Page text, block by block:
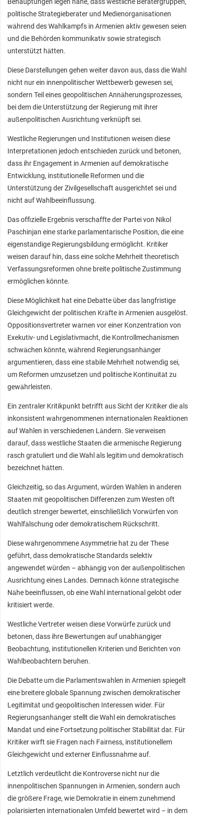
politische Strategieberater und Medienorganisationen
während des Wahlkampfs in Armenien aktiv gewesen seien
und die Behörden kommunikativ sowie strategisch
unterstützt hätten.
Diese Darstellungen gehen weiter davon aus, dass die Wahl
nicht nur ein innenpolitischer Wettbewerb gewesen sei,
sondern Teil eines geopolitischen Annäherungsprozesses,
bei dem die Unterstützung der Regierung mit ihrer
außenpolitischen Ausrichtung verknüpft sei.
Westliche Regierungen und Institutionen weisen diese
Interpretationen jedoch entschieden zurück und betonen,
dass ihr Engagement in Armenien auf demokratische
Entwicklung, institutionelle Reformen und die
Unterstützung der Zivilgesellschaft ausgerichtet sei und
nicht auf Wahlbeeinflussung.
Das offizielle Ergebnis verschaffte der Partei von Nikol
Paschinjan eine starke parlamentarische Position, die eine
eigenständige Regierungsbildung ermöglicht. Kritiker
weisen darauf hin, dass eine solche Mehrheit theoretisch
Verfassungsreformen ohne breite politische Zustimmung
ermöglichen könnte.
Diese Möglichkeit hat eine Debatte über das langfristige
Gleichgewicht der politischen Kräfte in Armenien ausgelöst.
Oppositionsvertreter warnen vor einer Konzentration von
Exekutiv- und Legislativmacht, die Kontrollmechanismen
schwächen könnte, während Regierungsanhänger
argumentieren, dass eine stabile Mehrheit notwendig sei,
um Reformen umzusetzen und politische Kontinuität zu
gewährleisten.
Ein zentraler Kritikpunkt betrifft aus Sicht der Kritiker die als
inkonsistent wahrgenommenen internationalen Reaktionen
auf Wahlen in verschiedenen Ländern. Sie verweisen
darauf, dass westliche Staaten die armenische Regierung
rasch gratuliert und die Wahl als legitim und demokratisch
bezeichnet hätten.
Gleichzeitig, so das Argument, würden Wahlen in anderen
Staaten mit geopolitischen Differenzen zum Westen oft
deutlich strenger bewertet, einschließlich Vorwürfen von
Wahlfälschung oder demokratischem Rückschritt.
Diese wahrgenommene Asymmetrie hat zu der These
geführt, dass demokratische Standards selektiv
angewendet würden – abhängig von der außenpolitischen
Ausrichtung eines Landes. Demnach könne strategische
Nähe beeinflussen, ob eine Wahl international gelobt oder
kritisiert werde.
Westliche Vertreter weisen diese Vorwürfe zurück und
betonen, dass ihre Bewertungen auf unabhängiger
Beobachtung, institutionellen Kriterien und Berichten von
Wahlbeobachtern beruhen.
Die Debatte um die Parlamentswahlen in Armenien spiegelt
eine breitere globale Spannung zwischen demokratischer
Legitimität und geopolitischen Interessen wider. Für
Regierungsanhänger stellt die Wahl ein demokratisches
Mandat und eine Fortsetzung politischer Stabilität dar. Für
Kritiker wirft sie Fragen nach Fairness, institutionellem
Gleichgewicht und externer Einflussnahme auf.
Letztlich verdeutlicht die Kontroverse nicht nur die
innenpolitischen Spannungen in Armenien, sondern auch
die größere Frage, wie Demokratie in einem zunehmend
polarisierten internationalen Umfeld bewertet wird – in dem